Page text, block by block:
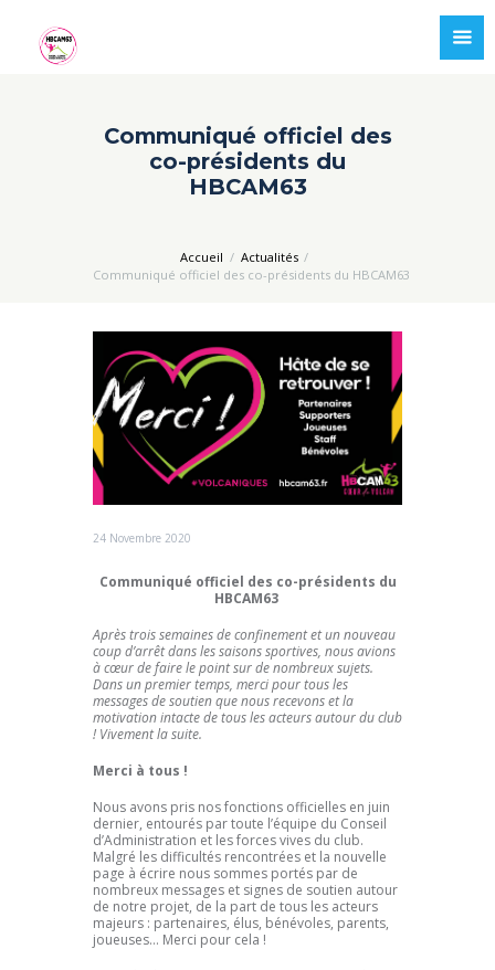
Communiqué officiel des
co-présidents du
HBCAM63
Accueil
Actualités
Communiqué officiel des co-présidents du HBCAM63
24 Novembre 2020
Communiqué officiel des co-présidents du
HBCAM63
Après trois semaines de confinement et un nouveau
coup d’arrêt dans les saisons sportives, nous avions
à cœur de faire le point sur de nombreux sujets.
Dans un premier temps, merci pour tous les
messages de soutien que nous recevons et la
motivation intacte de tous les acteurs autour du club
! Vivement la suite.
Merci à tous !
Nous avons pris nos fonctions officielles en juin
dernier, entourés par toute l’équipe du Conseil
d’Administration et les forces vives du club.
Malgré les difficultés rencontrées et la nouvelle
page à écrire nous sommes portés par de
nombreux messages et signes de soutien autour
de notre projet, de la part de tous les acteurs
majeurs : partenaires, élus, bénévoles, parents,
joueuses… Merci pour cela !